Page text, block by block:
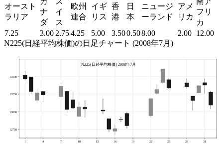
オースト
ラリア
ナ
ダ
イ
ス
欧州
連合
イギ
リス
香
港
日
本
ニュージ
ーランド
アメ
リカ
フリ
カ
7.25
3.00 2.754.25 5.00 3.500.508.00 2.00 12.00
N225(日経平均株価)の日足チャート (2008年7月)